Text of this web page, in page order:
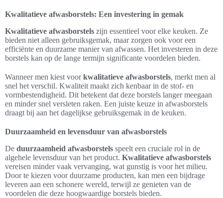
Kwalitatieve afwasborstels: Een investering in gemak
Kwalitatieve afwasborstels zijn essentieel voor elke keuken. Ze
bieden niet alleen gebruiksgemak, maar zorgen ook voor een
efficiënte en duurzame manier van afwassen. Het investeren in deze
borstels kan op de lange termijn significante voordelen bieden.
Wanneer men kiest voorkwalitatieve afwasborstels, merkt men al
snel het verschil. Kwaliteit maakt zich kenbaar in de stof- en
vormbestendigheid. Dit betekent dat deze borstels langer meegaan
en minder snel versleten raken. Een juiste keuze in afwasborstels
draagt bij aan het dagelijkse gebruiksgemak in de keuken.
Duurzaamheid en levensduur van afwasborstels
De duurzaamheid afwasborstels speelt een cruciale rol in de
algehele levensduur van het product. Kwalitatieve afwasborstels
vereisen minder vaak vervanging, wat gunstig is voor het milieu.
Door te kiezen voor duurzame producten, kan men een bijdrage
leveren aan een schonere wereld, terwijl ze genieten van de
voordelen die deze hoogwaardige borstels bieden.